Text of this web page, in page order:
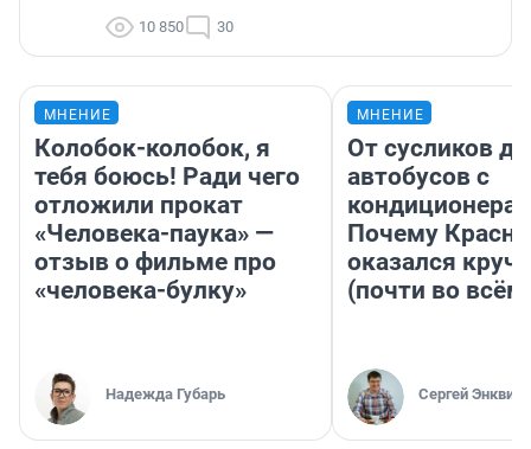
10 850 30
МНЕНИЕ
Колобок-колобок, я
тебя боюсь! Ради чего
отложили прокат
«Человека-паука» —
отзыв о фильме про
«человека-булку»
Надежда Губарь
МНЕНИЕ
От сусликов до
автобусов с
Почему
оказался
(почти во
Сергей Энквист